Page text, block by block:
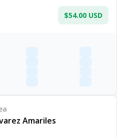
$54.00 USD
Amariles